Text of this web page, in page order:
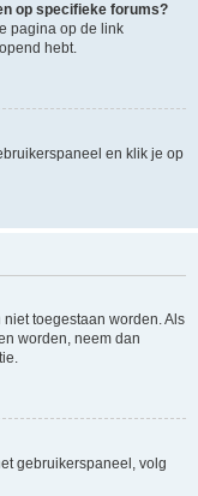
op specifieke forums?
pagina op de link
hebt.
en klik je op
toegestaan worden. Als
worden, neem dan
gebruikerspaneel, volg